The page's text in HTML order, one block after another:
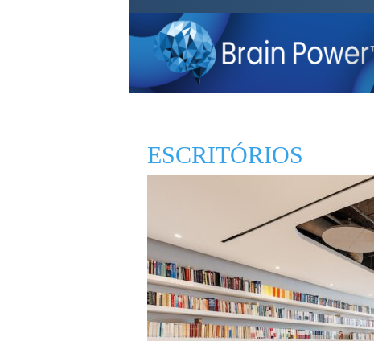
ESCRITÓRIOS